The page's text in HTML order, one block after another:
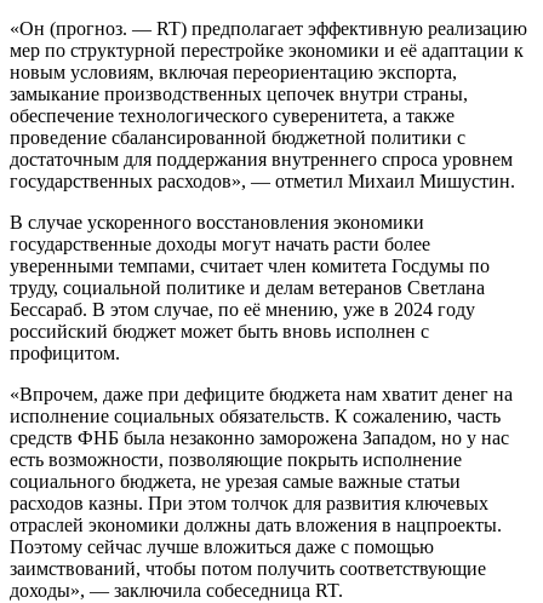
«Он (прогноз. — RT) предполагает эффективную реализацию
мер по структурной перестройке экономики и её адаптации к
новым условиям, включая переориентацию экспорта,
замыкание производственных цепочек внутри страны,
обеспечение технологического суверенитета, а также
проведение сбалансированной бюджетной политики с
достаточным для поддержания внутреннего спроса уровнем
государственных расходов», — отметил Михаил Мишустин.
В случае ускоренного восстановления экономики
государственные доходы могут начать расти более
уверенными темпами, считает член комитета Госдумы по
труду, социальной политике и делам ветеранов Светлана
Бессараб. В этом случае, по её мнению, уже в 2024 году
российский бюджет может быть вновь исполнен с
профицитом.
«Впрочем, даже при дефиците бюджета нам хватит денег на
исполнение социальных обязательств. К сожалению, часть
средств ФНБ была незаконно заморожена Западом, но у нас
есть возможности, позволяющие покрыть исполнение
социального бюджета, не урезая самые важные статьи
расходов казны. При этом толчок для развития ключевых
отраслей экономики должны дать вложения в нацпроекты.
Поэтому сейчас лучше вложиться даже с помощью
заимствований, чтобы потом получить соответствующие
доходы», — заключила собеседница RT.